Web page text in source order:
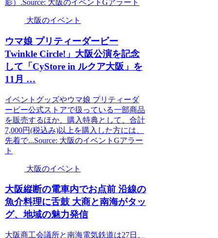
影）.Source: 大阪のイベントGアラート
大阪のイベント
ウマ娘 プリティーダービー
Twinkle Circle!」 大阪公演を記念
して「CyStore in ルクア大阪 」を
11月 …
イベントグッズやウマ娘 プリティーダ
ービー公式ストアで扱っている一部商品
を販売するほか、購入特典として、合計
7,000円(税込み)以上を購入した方には、
先着で...Source: 大阪のイベントGアラー
ト
大阪のイベント
大阪縦断の電車内でお点前 沿線の
魚介料理に舌鼓 大商と南海がタッ
グ、地域の魅力発信
大阪商工会議所と南海電気鉄道は27日、